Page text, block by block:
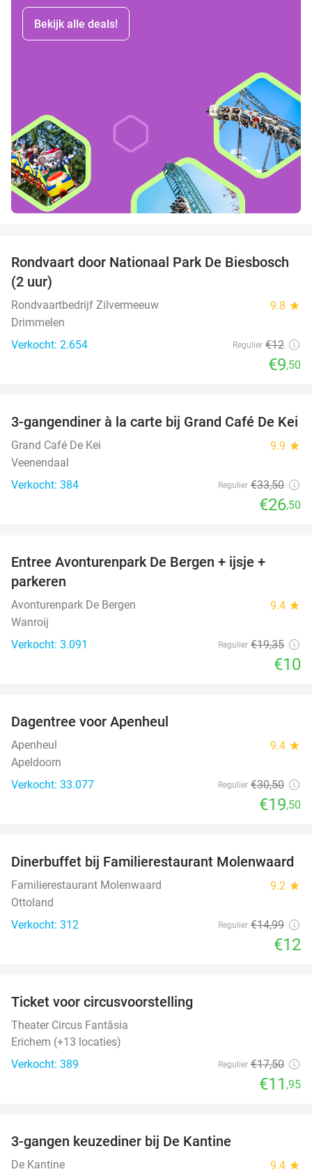
Bekijk alle deals!
21%
Rondvaart door Nationaal Park De Biesbosch
(2 uur)
Rondvaartbedrijf Zilvermeeuw 9.8 star
Drimmelen
Verkocht: 2.654
Regulier €12
€9,50
21%
3-gangendiner à la carte bij Grand Café De Kei
Grand Café De Kei 9.9 star
Veenendaal
Verkocht: 384
Regulier €33,50
€26,50
Entree Avonturenpark De Bergen + ijsje +
parkeren
Avonturenpark De Bergen 9.4 star
Wanroij
Verkocht: 3.091
Regulier €19,35
€10
Dagentree voor Apenheul
Apenheul 9.4 star
Apeldoorn
Verkocht: 33.077
Regulier €30,50
€19,50
20%
Dinerbuffet bij Familierestaurant Molenwaard
Familierestaurant Molenwaard 9.2 star
Ottoland
Verkocht: 312
Regulier €14,99
€12
Ticket voor circusvoorstelling
Theater Circus Fantâsia
Erichem (+13 locaties)
Verkocht: 389
Regulier €17,50
€11 ,95
3-gangen keuzediner bij De Kantine
De Kantine 9.4 star